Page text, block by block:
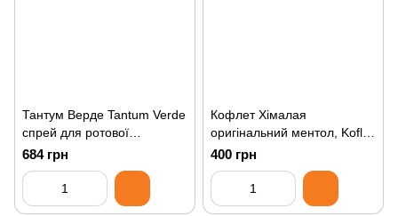
Тантум Верде Tantum Verde
спрей для ротової
порожнини, 30ml
684 грн
Кофлет Хімалая
оригінальний ментол, Koflet
Original - Menthol, 20st
400 грн